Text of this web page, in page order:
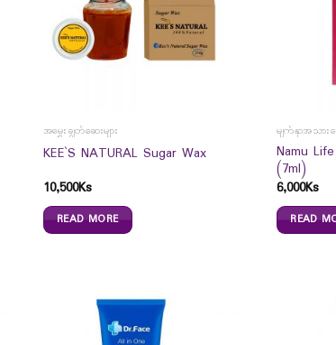
အမွှေးချွတ်ဆေးများ
KEE`S NATURAL Sugar Wax
10,500Ks
READ MORE
မျက်နှာအသားရ
Namu
(7ml)
6,000Ks
READ